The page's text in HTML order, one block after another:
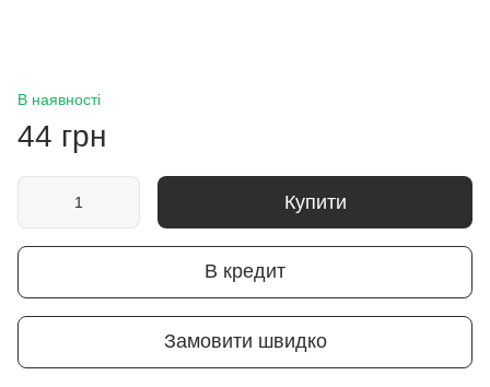
В наявності
44 грн
Купити
В кредит
Замовити швидко